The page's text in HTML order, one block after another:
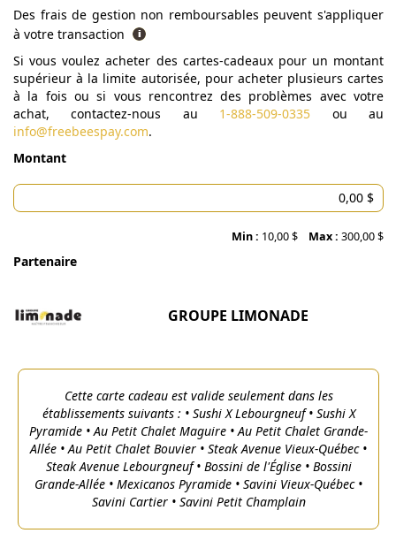
Des frais de gestion non remboursables peuvent s'appliquer
à votre transaction
Si vous voulez acheter des cartes-cadeaux pour un montant
supérieur à la limite autorisée, pour acheter plusieurs cartes
à la fois ou si vous rencontrez des problèmes avec votre
achat, contactez-nous au 1-888-509-0335 ou au
info@freebeespay.com.
Montant
Min : 10,00 $ Max : 300,00 $
Partenaire
GROUPE LIMONADE
Cette carte cadeau est valide seulement dans les
établissements suivants : • Sushi X Lebourgneuf • Sushi X
Pyramide • Au Petit Chalet Maguire • Au Petit Chalet Grande-
Allée • Au Petit Chalet Bouvier • Steak Avenue Vieux-Québec •
Steak Avenue Lebourgneuf • Bossini de l'Église • Bossini
Grande-Allée • Mexicanos Pyramide • Savini Vieux-Québec •
Savini Cartier • Savini Petit Champlain